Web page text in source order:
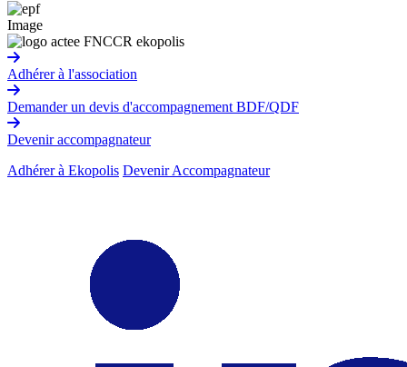
Image
Adhérer à l'association
Demander un devis d'accompagnement BDF/QDF
Devenir accompagnateur
Adhérer à Ekopolis Devenir Accompagnateur